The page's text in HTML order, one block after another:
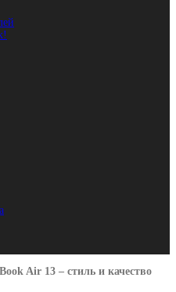
Air 13 – стиль и качество